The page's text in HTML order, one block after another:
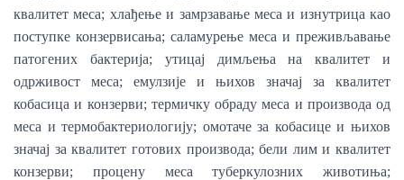
A
T
I
O
N
квалитет меса; хлађење и замрзавање меса и изнутрица као
поступке конзервисања; саламурење меса и преживљавање
патогених бактерија; утицај димљења на квалитет и
одрживост меса; емулзије и њихов значај за квалитет
кобасица и конзерви; термичку обраду меса и производа од
меса и термобактериологију; омотаче за кобасице и њихов
значај за квалитет готових производа; бели лим и квалитет
конзерви; процену меса туберкулозних животиња;